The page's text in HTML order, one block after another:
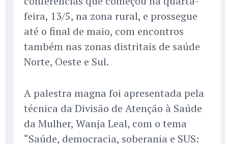
feira, 13/5, na zona rural, e prossegue
até o final de maio, com encontros
também nas zonas distritais de saúde
Norte, Oeste e Sul.
A palestra magna foi apresentada pela
técnica da Divisão de Atenção à Saúde
da Mulher, Wanja Leal, com o tema
“Saúde, democracia, soberania e SUS: